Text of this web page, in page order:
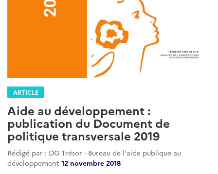
ARTICLE
Aide au développement :
publication du Document de
politique transversale 2019
Rédigé par : DG Trésor - Bureau de l'aide publique au
développement 12 novembre 2018